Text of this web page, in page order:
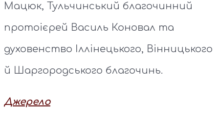
Мацюк, Тульчинський благочинний
протоієрей Василь Коновал та
духовенство Іллінецького, Вінницького
й Шаргородського благочинь.
Джерело